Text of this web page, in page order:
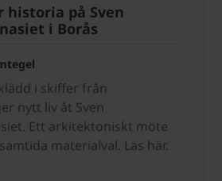
historia på Sven
i Borås
i skiffer från
nytt liv åt Sven
Ett arkitektoniskt möte
materialval. Läs här.